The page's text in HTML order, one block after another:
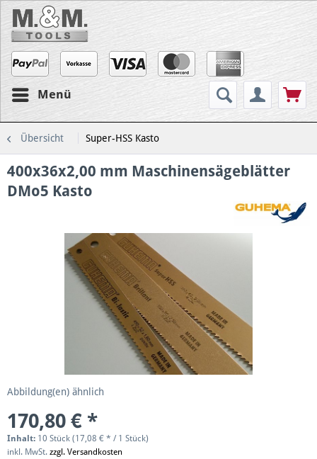
Menü
Übersicht Super-HSS Kasto
400x36x2,00 mm Maschinensägeblätter
DMo5 Kasto
Abbildung(en) ähnlich
170,80 € *
Inhalt: 10 Stück (17,08 € * / 1 Stück)
inkl. MwSt. zzgl. Versandkosten